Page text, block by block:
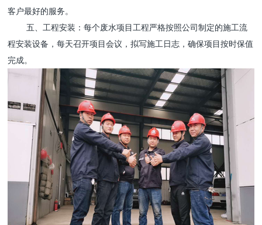
客户最好的服务。
五、工程安装：每个废水项目工程严格按照公司制定的施工流
程安装设备，每天召开项目会议，拟写施工日志，确保项目按时保值
完成。